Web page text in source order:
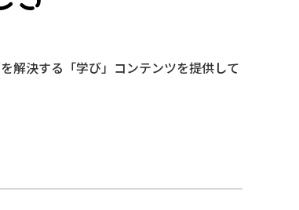
解決する「学び」コンテンツを提供して